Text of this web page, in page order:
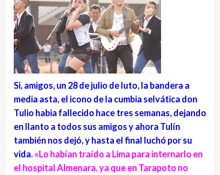
Si, amigos, un 28 de julio de luto, la bandera a
media asta, el icono de la cumbia selvática don
Tulio habia fallecido hace tres semanas, dejando
en llanto a todos sus amigos y ahora Tulín
también nos dejó, y hasta el final luchó por su
vida.«Lo habían traído a Lima para internarlo en
el hospital Almenara, ya que en Tarapoto no